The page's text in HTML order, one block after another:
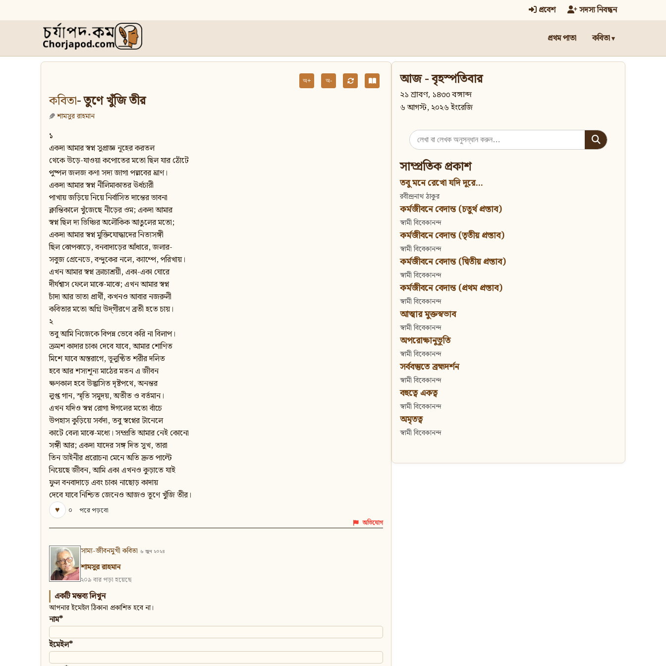
প্রবেশ সদস্য নিবন্ধন
প্রথম পাতা কবিতা
অ+ অ-
কবিতা- তুণে খুঁজি তীর
শামসুর রাহমান
১
একদা আমার স্বপ্ন সুপ্রাজ্ঞ নূহের করতল
থেকে উড়ে-যাওয়া কপোতের মতো ছিল যার ঠোঁটে
পুষ্পল জলজ কণা সদ্য জাগা পল্লবের ঘ্রাণ।
একদা আমার স্বপ্ন নীলিমাকাতর ঊর্ধচারী
পাখায় জড়িয়ে নিয়ে নির্বাসিত দান্তের ভাবনা
ক্লান্তিকালে খুঁজেছে নীড়ের ওম; একদা আমার
স্বপ্ন ছিল দ্য ভিঞ্চির অলৌকিক আঙুলের মতো;
একদা আমার স্বপ্ন মুক্তিযোদ্ধাদের নিত্যসঙ্গী
ছিল ঝোপঝাড়ে, বনবাদাড়ের আঁধারে, জলার-
সবুজ গ্রেনেডে, বন্দুকের নলে, ক্যাম্পে, পরিখায়।
এখন আমার স্বপ্ন ক্রাচাশ্রয়ী, একা-একা ঘোরে
দীর্ঘশ্বাস ফেলে মাঝে-মাঝে; এখন আমার স্বপ্ন
চাঁদা আর ভাতা প্রার্থী, কখনও আবার নজরুলী
কবিতার মতো অগ্নি উদ্‌গীরণে ব্রতী হতে চায়।
২
তবু আমি নিজেকে বিপন্ন ভেবে করি না বিলাপ।
ক্রমশ কাদার চাকা দেবে যাবে, আমার শোণিত
মিশে যাবে অস্তরাগে, ভূলুণ্ঠিত শরীর দলিত
হবে আর শস্যশূন্য মাঠের মতন এ জীবন
ক্ষণকাল হবে উদ্ভাসিত দৃষ্টপথে, অনন্তর
লুপ্ত গান, স্মৃতি সমুদয়, অতীত ও বর্তমান।
এখন যদিও স্বপ্ন রোগা ঈগলের মতো বাঁচে
উপহাস কুড়িয়ে সর্বদা, তবু স্বপ্নের টানেলে
কাটে বেলা মাঝে-মধ্যে। সম্প্রতি আমার নেই কোনো
সঙ্গী আর; একদা যাদের সঙ্গ দিত সুখ, তারা
তিন ডাইনীর প্ররোচনা মেনে অতি দ্রুত পাল্টে
নিয়েছে জীবন, আমি একা এখনও কুড়াতে যাই
ফুল বনবাদাড়ে এবং চাকা নাছোড় কাদায়
দেবে যাবে নিশ্চিত জেনেও আজও তূণে খুঁজি তীর।
♥
০ পরে পড়বো
অভিযোগ
সাম্য-জীবনমুখী কবিতা ৬ জুন ২০২৪
শামসুর রাহমান
২০৯ বার পড়া হয়েছে
একটি মন্তব্য লিখুন
আপনার ইমেইল ঠিকানা প্রকাশিত হবে না।
নাম*
ইমেইল*
আজ - বৃহস্পতিবার
২১ শ্রাবণ, ১৪৩৩ বঙ্গাব্দ
৬ আগস্ট, ২০২৬ ইংরেজি
Search
for:
সাম্প্রতিক প্রকাশ
তবু মনে রেখো যদি দূরে...
রবীন্দ্রনাথ ঠাকুর
কর্মজীবনে বেদান্ত (চতুর্থ প্রস্তাব)
স্বামী বিবেকানন্দ
কর্মজীবনে বেদান্ত (তৃতীয় প্রস্তাব)
স্বামী বিবেকানন্দ
কর্মজীবনে বেদান্ত (দ্বিতীয় প্রস্তাব)
স্বামী বিবেকানন্দ
কর্মজীবনে বেদান্ত (প্রথম প্রস্তাব)
স্বামী বিবেকানন্দ
আত্মার মুক্তস্বভাব
স্বামী বিবেকানন্দ
অপরোক্ষানুভূতি
স্বামী বিবেকানন্দ
সর্ববস্তুতে ব্রহ্মদর্শন
স্বামী বিবেকানন্দ
বহুত্বে একত্ব
স্বামী বিবেকানন্দ
অমৃতত্ব
স্বামী বিবেকানন্দ